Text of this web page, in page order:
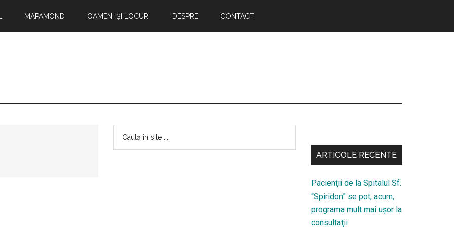
MAPAMOND OAMENI ȘI LOCURI DESPRE CONTACT
Bara
principală
secundara
ARTICOLE RECENTE
Pacienţii de la Spitalul Sf.
“Spiridon” se pot, acum,
programa mult mai uşor la
consultaţii